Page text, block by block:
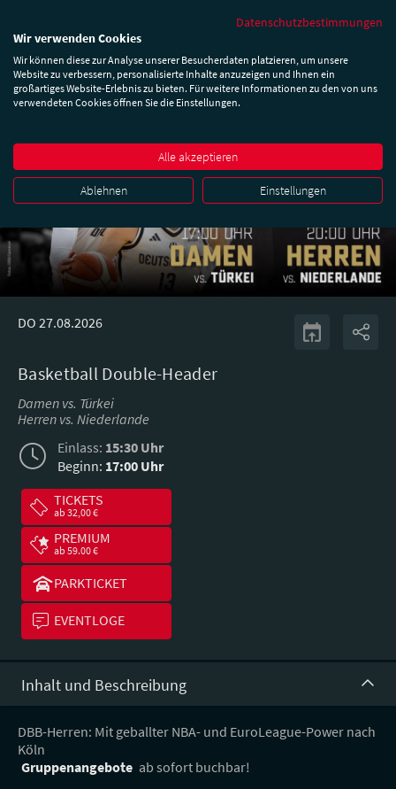
DO 27.08.2026
Basketball Double-Header
Damen vs. Türkei
Herren vs. Niederlande
Einlass: 15:30 Uhr
Beginn: 17:00 Uhr
TICKETS
ab 32,00 €
PREMIUM
ab 59.00 €
PARKTICKET
EVENTLOGE
Inhalt und Beschreibung
DBB-Herren: Mit geballter NBA- und EuroLeague-Power nach
Köln
Gruppenangebote ab sofort buchbar!
Datenschutzbestimmungen
Wir verwenden Cookies
Wir können diese zur Analyse unserer Besucherdaten platzieren, um unsere
Website zu verbessern, personalisierte Inhalte anzuzeigen und Ihnen ein
großartiges Website-Erlebnis zu bieten. Für weitere Informationen zu den von uns
verwendeten Cookies öffnen Sie die Einstellungen.
Alle akzeptieren
Ablehnen Einstellungen